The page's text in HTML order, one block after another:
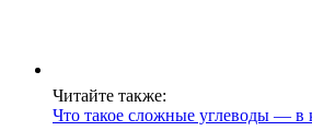
ОтзывыЧитайте также:
Что такое сложные углеводы — в